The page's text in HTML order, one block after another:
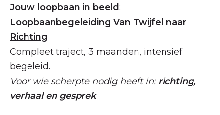
Jouw loopbaan in beeld:
Loopbaanbegeleiding Van Twijfel naar
Richting
Compleet traject, 3 maanden, intensief
begeleid.
Voor wie scherpte nodig heeft in: richting,
verhaal en gesprek